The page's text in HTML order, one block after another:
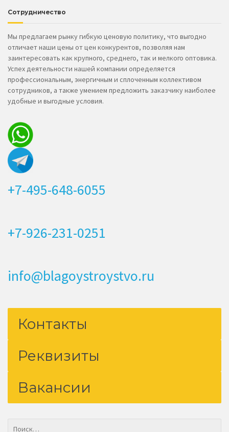
Сотрудничество
Мы предлагаем рынку гибкую ценовую политику, что выгодно
отличает наши цены от цен конкурентов, позволяя нам
заинтересовать как крупного, среднего, так и мелкого оптовика.
Успех деятельности нашей компании определяется
профессиональным, энергичным и сплоченным коллективом
сотрудников, а также умением предложить заказчику наиболее
удобные и выгодные условия.
+7-495-648-6055
+7-926-231-0251
info@blagoystroystvo.ru
Контакты
Реквизиты
Вакансии